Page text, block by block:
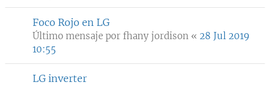
Foco Rojo en LG
Último mensaje por fhany jordison « 28 Jul 2019
10:55
LG inverter